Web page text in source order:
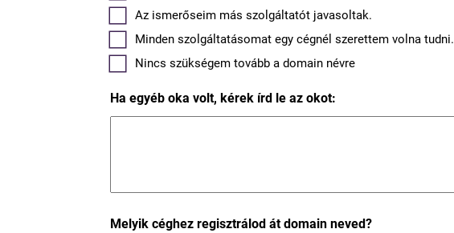
Az ismerőseim más szolgáltatót javasoltak.
Minden szolgáltatásomat egy cégnél szerettem volna tudni.
Nincs szükségem tovább a domain névre
Ha egyéb oka volt, kérek írd le az okot:
Melyik céghez regisztrálod át domain neved?